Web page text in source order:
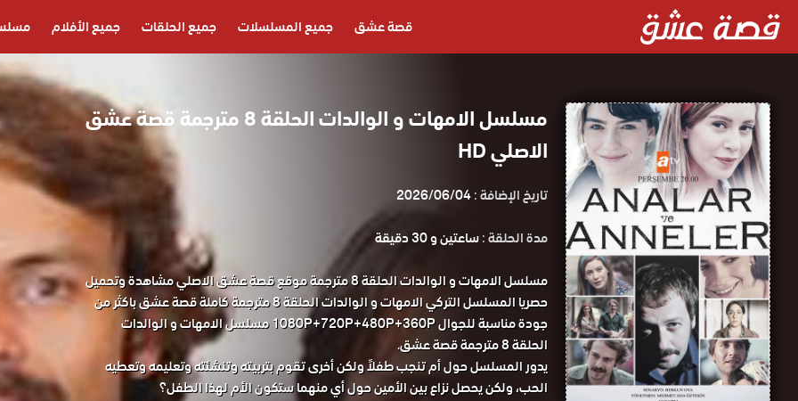
قصة عشق جميع المسلسلات جميع الحلقات جميع الأفلام
مسلسل الامهات و الوالدات الحلقة 8 مترجمة قصة عشق
الاصلي HD
تاريخ الإضافة :2026/06/04
مدة الحلقة :ساعتين و 30 دقيقة
مسلسل الامهات و الوالدات الحلقة 8 مترجمة موقع قصة عشق الاصلي مشاهدة وتحميل
حصريا المسلسل التركي الامهات و الوالدات الحلقة 8 مترجمة كاملة قصة عشق باكثر من
جودة مناسبة للجوال 1080P+720P+480P+360P مسلسل الامهات و الوالدات
الحلقة 8 مترجمة قصة عشق.
يدور المسلسل حول أم تنجب طفلاً ولكن أخرى تقوم بتربيته وتنشئته وتعليمه وتعطيه
الحب، ولكن يحصل نزاع بين الأمين حول أي منهما ستكون الأم لهذا الطفل؟